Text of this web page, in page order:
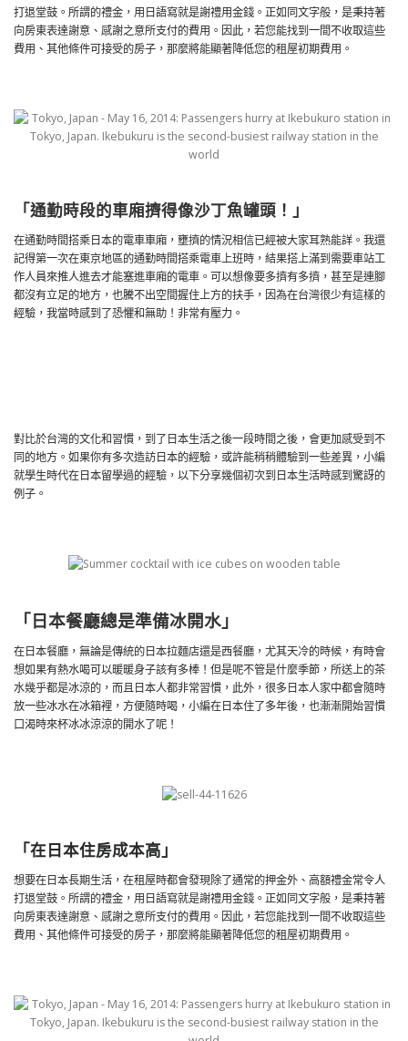
打退堂鼓。所謂的禮金，用日語寫就是謝禮用金錢。正如同文字般，是秉持著
向房東表達謝意、感謝之意所支付的費用。因此，若您能找到一間不收取這些
費用、其他條件可接受的房子，那麼將能顯著降低您的租屋初期費用。
「通勤時段的車廂擠得像沙丁魚罐頭！」
在通勤時間搭乘日本的電車車廂，壅擠的情況相信已經被大家耳熟能詳。我還
記得第一次在東京地區的通勤時間搭乘電車上班時，結果搭上滿到需要車站工
作人員來推人進去才能塞進車廂的電車。可以想像要多擠有多擠，甚至是連腳
都沒有立足的地方，也騰不出空間握住上方的扶手，因為在台灣很少有這樣的
經驗，我當時感到了恐懼和無助！非常有壓力。
對比於台灣的文化和習慣，到了日本生活之後一段時間之後，會更加感受到不
同的地方。如果你有多次造訪日本的經驗，或許能稍稍體驗到一些差異，小編
就學生時代在日本留學過的經驗，以下分享幾個初次到日本生活時感到驚訝的
例子。
「日本餐廳總是準備冰開水」
在日本餐廳，無論是傳統的日本拉麵店還是西餐廳，尤其天冷的時候，有時會
想如果有熱水喝可以暖暖身子該有多棒！但是呢不管是什麼季節，所送上的茶
水幾乎都是冰涼的，而且日本人都非常習慣，此外，很多日本人家中都會隨時
放一些冰水在冰箱裡，方便隨時喝，小編在日本住了多年後，也漸漸開始習慣
口渴時來杯冰冰涼涼的開水了呢！
「在日本住房成本高」
想要在日本長期生活，在租屋時都會發現除了通常的押金外、高額禮金常令人
打退堂鼓。所謂的禮金，用日語寫就是謝禮用金錢。正如同文字般，是秉持著
向房東表達謝意、感謝之意所支付的費用。因此，若您能找到一間不收取這些
費用、其他條件可接受的房子，那麼將能顯著降低您的租屋初期費用。